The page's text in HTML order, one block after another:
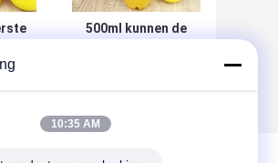
de
500ml kunnen de
10:35 AM